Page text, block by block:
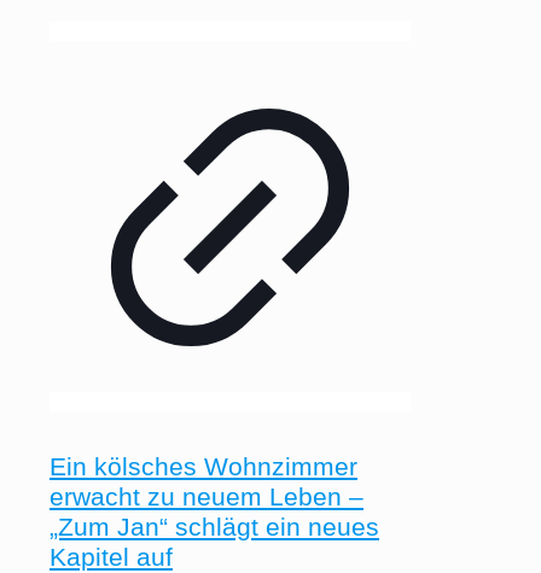
Ein kölsches Wohnzimmer
erwacht zu neuem Leben –
„Zum Jan“ schlägt ein neues
Kapitel auf